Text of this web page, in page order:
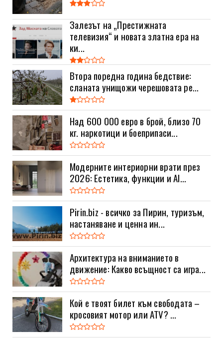
Залезът на „Престижната
телевизия“ и новата златна ера на
ки...
Втора поредна година бедствие:
сланата унищожи черешовата ре...
Над 600 000 евро в брой, близо 70
кг. наркотици и боеприпаси...
Модерните интериорни врати през
2026: Естетика, функции и AI...
Pirin.biz - всичко за Пирин, туризъм,
настаняване и ценна ин...
Архитектура на вниманието в
движение: Какво всъщност са игра...
Кой е твоят билет към свободата –
кросовият мотор или ATV? ...